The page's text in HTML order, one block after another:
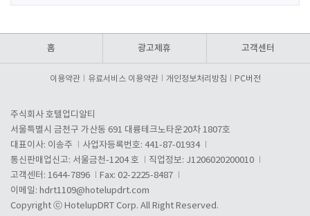
홈 광고제휴 고객센터
이용약관 유료서비스 이용약관 개인정보처리방침 PC버전
주식회사 호텔업디알티
서울특별시 금천구 가산동 691 대륭테크노타운20차 1807호
대표이사: 이송주
사업자등록번호: 441-87-01934
통신판매업신고: 서울금천-1204 호
직업정보: J1206020200010
고객센터: 1644-7896
Fax: 02-2225-8487
이메일: hdrt1109@hotelupdrt.com
Copyright ⓒ HotelupDRT Corp. All Right Reserved.